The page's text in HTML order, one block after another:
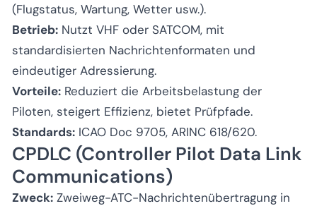
(Flugstatus, Wartung, Wetter usw.).
Betrieb: Nutzt VHF oder SATCOM, mit
standardisierten Nachrichtenformaten und
eindeutiger Adressierung.
Vorteile: Reduziert die Arbeitsbelastung der
Piloten, steigert Effizienz, bietet Prüfpfade.
Standards: ICAO Doc 9705, ARINC 618/620.
CPDLC (Controller Pilot Data Link
Communications)
Zweck: Zweiweg-ATC-Nachrichtenübertragung in